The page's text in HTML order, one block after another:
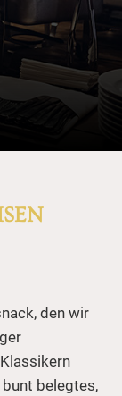
den wir
belegtes,